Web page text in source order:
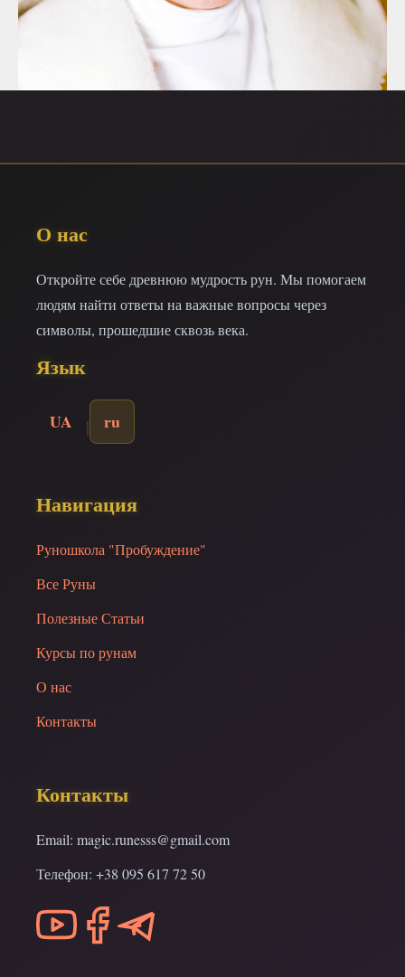
О нас
Откройте себе древнюю мудрость рун. Мы помогаем
людям найти ответы на важные вопросы через
символы, прошедшие сквозь века.
Язык
UA | ru
Навигация
Руношкола "Пробуждение"
Все Руны
Полезные Статьи
Курсы по рунам
О нас
Контакты
Контакты
Email: magic.runesss@gmail.com
Телефон: +38 095 617 72 50